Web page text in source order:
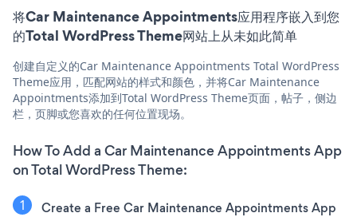
将Car Maintenance Appointments应用程序嵌入到您
的Total WordPress Theme网站上从未如此简单
创建自定义的Car Maintenance Appointments Total WordPress
Theme应用，匹配网站的样式和颜色，并将Car Maintenance
Appointments添加到Total WordPress Theme页面，帖子，侧边
栏，页脚或您喜欢的任何位置现场。
How To Add a Car Maintenance Appointments App
on Total WordPress Theme:
Create a Free Car Maintenance Appointments App